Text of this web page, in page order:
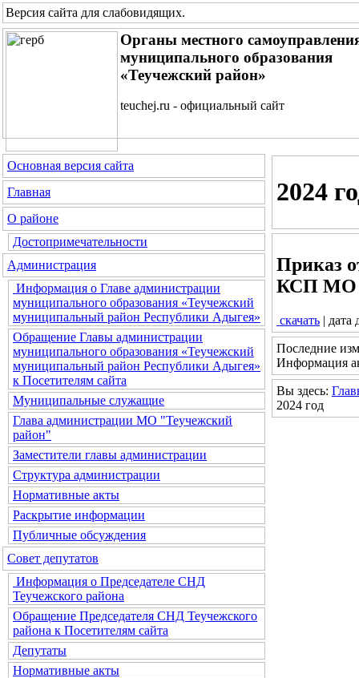
Версия сайта для слабовидящих.
Органы местного
муниципального образования
«Теучежский район»
teuchej.ru - официальный сайт
Основная версия сайта
Главная
О районе
Достопримечательности
Администрация
Информация о Главе администрации
муниципального образования «Теучежский
муниципальный район Республики Адыгея»
Обращение Главы администрации
муниципального образования «Теучежский
муниципальный район Республики Адыгея»
к Посетителям сайта
Муниципальные служащие
Глава администрации МО "Теучежский
район"
Заместители главы администрации
Структура администрации
Нормативные акты
Раскрытие информации
Публичные обсуждения
Совет депутатов
Информация о Председателе СНД
Теучежского района
Обращение Председателя СНД Теучежского
района к Посетителям сайта
Депутаты
Нормативные акты
2024
Приказ
КСП МО
скачать | дата
Последние
Информация
Вы здесь:
2024 год